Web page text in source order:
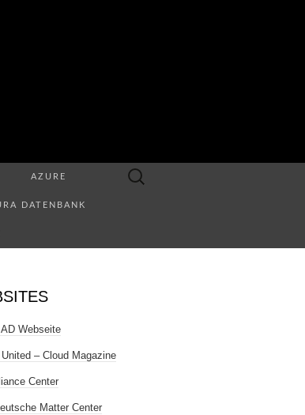
AZURE
DATENBANK
Suchen
Webseite
– Cloud Magazine
Center
Matter Center